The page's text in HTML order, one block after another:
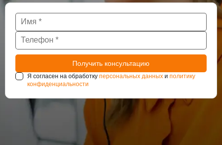
Я согласен на обработку персональных данных и политику
конфиденциальности